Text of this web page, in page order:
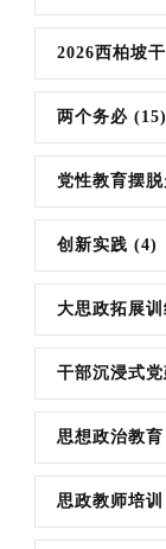
2026西柏坡
两个务必 (15)
党性教育摆
创新实践 (4)
大思政拓展训
干部沉浸式
思想政治教育
思政教师培训